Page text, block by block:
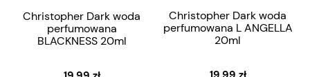
Christopher Dark woda
perfumowana
BLACKNESS 20ml
Christopher Dark woda
perfumowana L ANGELLA
20ml